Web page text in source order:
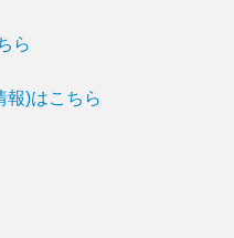
ら
報)はこちら